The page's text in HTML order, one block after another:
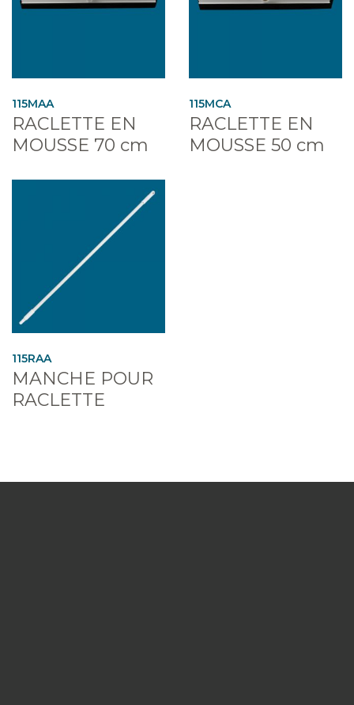
115MAA
RACLETTE EN
MOUSSE 70 cm
115MCA
RACLETTE EN
MOUSSE 50 cm
115RAA
MANCHE POUR
RACLETTE